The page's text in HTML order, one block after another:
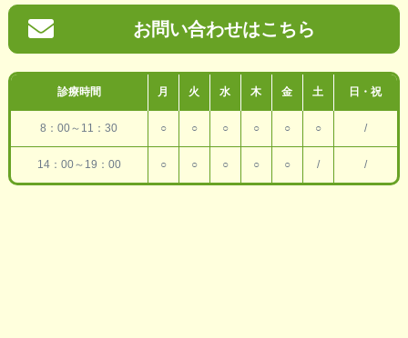
お問い合わせはこちら
診療時間 月 火 水 木 金 土 日・祝
8：00～11：30 ○ ○ ○ ○ ○ ○ /
14：00～19：00 ○ ○ ○ ○ ○ / /